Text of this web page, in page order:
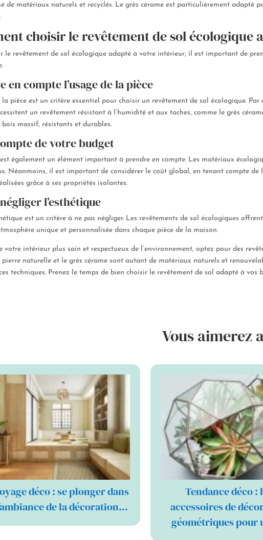
de matériaux naturels et recyclés. Le grès cérame est particulièrement adapté
choisir le revêtement de sol écologique
le revêtement de sol écologique adapté à votre intérieur, il est important de
en compte l’usage de la pièce
la pièce est un critère essentiel pour choisir un revêtement de sol écologique.
un revêtement résistant à l’humidité et aux taches, comme le grès
massif, résistants et durables.
de votre budget
également un élément important à prendre en compte. Les matériaux
Néanmoins, il est important de considérer le coût global, en tenant compte
grâce à ses propriétés isolantes.
l’esthétique
est un critère à ne pas négliger. Les revêtements de sol écologiques
unique et personnalisée dans chaque pièce de la maison.
votre intérieur plus sain et respectueux de l’environnement, optez pour des
pierre naturelle et le grès cérame sont autant de matériaux naturels et
techniques. Prenez le temps de bien choisir le revêtement de sol adapté à
Vous aimerez
déco : se plonger dans
de la décoration…
Tendance déco :
accessoires de
géométriques pour